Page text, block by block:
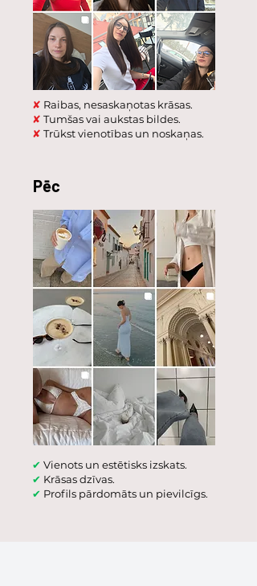
✘ Raibas, nesaskaņotas krāsas.
✘ Tumšas vai aukstas bildes.
✘ Trūkst vienotības un noskaņas.
Pēc
✔ Vienots un estētisks izskats.
✔ Krāsas dzīvas.
✔ Profils pārdomāts un pievilcīgs.